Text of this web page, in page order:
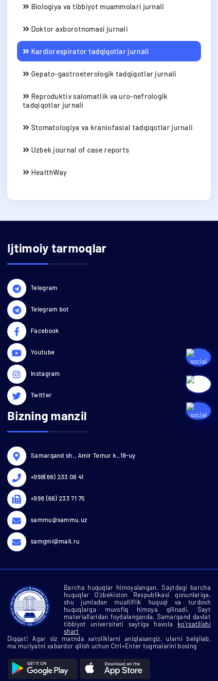
Biologiya va tibbiyot muammolari jurnali
Doktor axborotnomasi jurnali
Kardiorespirator tadqiqotlar jurnali
Gepato-gastroeterologik tadqiqotlar jurnali
Reproduktiv salomatlik va uro-nefrologik
tadqiqotlar jurnali
Stomatologiya va kraniofasial tadqiqotlar jurnali
Uzbek journal of case reports
HealthWay
Ijtimoiy tarmoqlar
Telegram
Telegram bot
Facebook
Youtube
Instagram
Twitter
Bizning manzil
Samarqand sh., Amir Temur k.,18-uy
+998(66) 233 08 41
+998 (66) 233 71 75
sammu@sammu.uz
samgmi@mail.ru
Barcha huquqlar himoyalangan. Saytdagi barcha
huquqlar O'zbekiston Respublikasi qonunlariga,
shu jumladan mualliflik huquqi va turdosh
huquqlarga muvofiq himoya qilinadi. Sayt
materiallaridan foydalanganda, Samarqand davlat
tibbiyot universiteti saytiga havola ko'rsatilishi
shart
Diqqat! Agar siz matnda xatoliklarni aniqlasangiz, ularni belgilab,
ma`muriyatni xabardor qilish uchun Ctrl+Enter tugmalarini bosing